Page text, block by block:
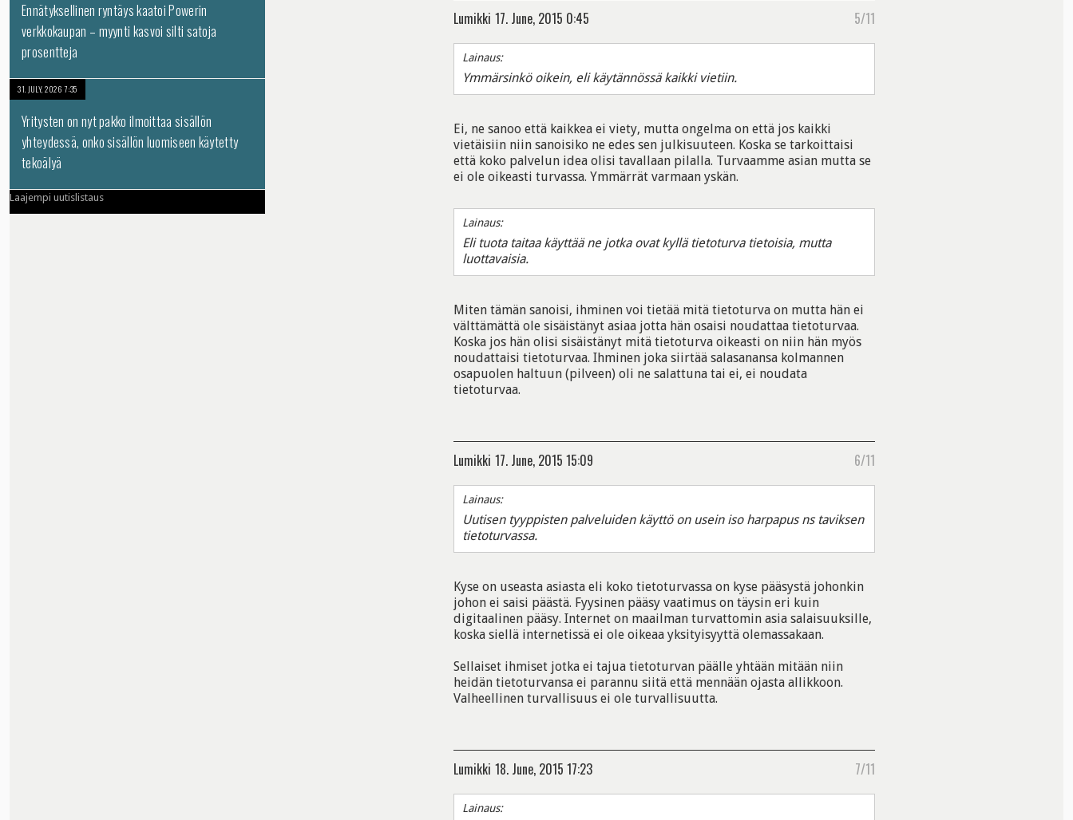
Ennätyksellinen ryntäys kaatoi Powerin
verkkokaupan – myynti kasvoi silti satoja
prosentteja
31. JULY, 2026 7:35
Yritysten on nyt pakko ilmoittaa sisällön
yhteydessä, onko sisällön luomiseen käytetty
tekoälyä
Laajempi uutislistaus
Lumikki 17. June, 2015 0:45 5/11
Lainaus:
Ymmärsinkö oikein, eli käytännössä kaikki vietiin.
Ei, ne sanoo että kaikkea ei viety, mutta ongelma on että jos kaikki
vietäisiin niin sanoisiko ne edes sen julkisuuteen. Koska se tarkoittaisi
että koko palvelun idea olisi tavallaan pilalla. Turvaamme asian mutta se
ei ole oikeasti turvassa. Ymmärrät varmaan yskän.
Lainaus:
Eli tuota taitaa käyttää ne jotka ovat kyllä tietoturva tietoisia, mutta
luottavaisia.
Miten tämän sanoisi, ihminen voi tietää mitä tietoturva on mutta hän ei
välttämättä ole sisäistänyt asiaa jotta hän osaisi noudattaa tietoturvaa.
Koska jos hän olisi sisäistänyt mitä tietoturva oikeasti on niin hän myös
noudattaisi tietoturvaa. Ihminen joka siirtää salasanansa kolmannen
osapuolen haltuun (pilveen) oli ne salattuna tai ei, ei noudata
tietoturvaa.
Lumikki 17. June, 2015 15:09 6/11
Lainaus:
Uutisen tyyppisten palveluiden käyttö on usein iso harpapus ns taviksen
tietoturvassa.
Kyse on useasta asiasta eli koko tietoturvassa on kyse pääsystä johonkin
johon ei saisi päästä. Fyysinen pääsy vaatimus on täysin eri kuin
digitaalinen pääsy. Internet on maailman turvattomin asia salaisuuksille,
koska siellä internetissä ei ole oikeaa yksityisyyttä olemassakaan.
Sellaiset ihmiset jotka ei tajua tietoturvan päälle yhtään mitään niin
heidän tietoturvansa ei parannu siitä että mennään ojasta allikkoon.
Valheellinen turvallisuus ei ole turvallisuutta.
Lumikki 18. June, 2015 17:23 7/11
Lainaus: